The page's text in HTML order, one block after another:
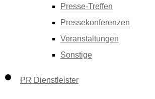
Presse-Treffen
Pressekonferenzen
Veranstaltungen
Sonstige
PR Dienstleister